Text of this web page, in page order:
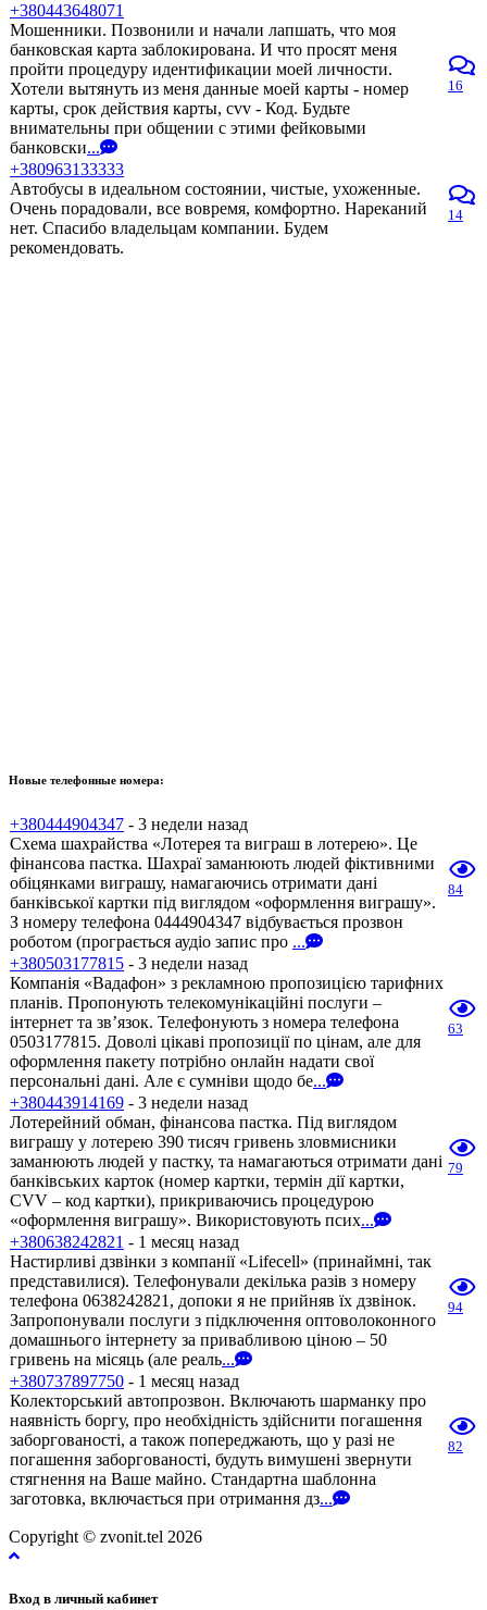
+380443648071
Мошенники. Позвонили и начали лапшать, что моя
банковская карта заблокирована. И что просят меня
пройти процедуру идентификации моей личности.
Хотели вытянуть из меня данные моей карты - номер
карты, срок действия карты, cvv - Код. Будьте
внимательны при общении с этими фейковыми
банковски...
16
+380963133333
Автобусы в идеальном состоянии, чистые, ухоженные.
Очень порадовали, все вовремя, комфортно. Нареканий
нет. Спасибо владельцам компании. Будем
рекомендовать.
14
Новые телефонные номера:
+380444904347 - 3 недели назад
Схема шахрайства «Лотерея та виграш в лотерею». Це
фінансова пастка. Шахраї заманюють людей фіктивними
обіцянками виграшу, намагаючись отримати дані
банківської картки під виглядом «оформлення виграшу».
З номеру телефона 0444904347 відбувається прозвон
роботом (програється аудіо запис про ...
84
+380503177815 - 3 недели назад
Компанія «Вадафон» з рекламною пропозицією тарифних
планів. Пропонують телекомунікаційні послуги –
інтернет та зв’язок. Телефонують з номера телефона
0503177815. Доволі цікаві пропозиції по цінам, але для
оформлення пакету потрібно онлайн надати свої
персональні дані. Але є сумніви щодо бе...
63
+380443914169 - 3 недели назад
Лотерейний обман, фінансова пастка. Під виглядом
виграшу у лотерею 390 тисяч гривень зловмисники
заманюють людей у пастку, та намагаються отримати дані
банківських карток (номер картки, термін дії картки,
CVV – код картки), прикриваючись процедурою
«оформлення виграшу». Використовують псих...
79
+380638242821 - 1 месяц назад
Настирливі дзвінки з компанії «Lifecell» (принаймні, так
представилися). Телефонували декілька разів з номеру
телефона 0638242821, допоки я не прийняв їх дзвінок.
Запропонували послуги з підключення оптоволоконного
домашнього інтернету за привабливою ціною – 50
гривень на місяць (але реаль...
94
+380737897750 - 1 месяц назад
Колекторський автопрозвон. Включають шарманку про
наявність боргу, про необхідність здійснити погашення
заборгованості, а також попереджають, що у разі не
погашення заборгованості, будуть вимушені звернути
стягнення на Ваше майно. Стандартна шаблонна
заготовка, включається при отримання дз...
82
Copyright © zvonit.tel 2026
Вход в личный кабинет